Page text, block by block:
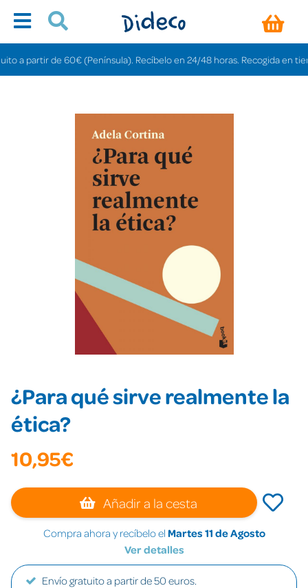
partir de 60€ (Península). Recíbelo en 24/48 horas. Recogida en
¿Para qué sirve realmente la
ética?
10,95€
Añadir a la cesta
Compra ahora y recíbelo el Martes 11 de Agosto
Ver detalles
Envío gratuito a partir de 50 euros.